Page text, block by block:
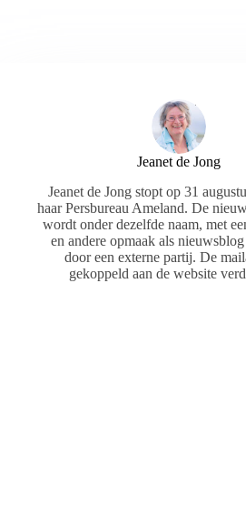
Jeanet de Jong
Jeanet de Jong stopt op 31
haar Persbureau Ameland. De
wordt onder dezelfde naam, met
en andere opmaak als
door een externe partij. De
gekoppeld aan de website